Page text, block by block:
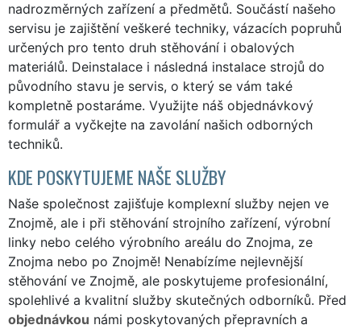
nadrozměrných zařízení a předmětů. Součástí našeho
servisu je zajištění veškeré techniky, vázacích popruhů
určených pro tento druh stěhování i obalových
materiálů. Deinstalace i následná instalace strojů do
původního stavu je servis, o který se vám také
kompletně postaráme. Využijte náš objednávkový
formulář a vyčkejte na zavolání našich odborných
techniků.
KDE POSKYTUJEME NAŠE SLUŽBY
Naše společnost zajišťuje komplexní služby nejen ve
Znojmě, ale i při stěhování strojního zařízení, výrobní
linky nebo celého výrobního areálu do Znojma, ze
Znojma nebo po Znojmě! Nenabízíme nejlevnější
stěhování ve Znojmě, ale poskytujeme profesionální,
spolehlivé a kvalitní služby skutečných odborníků. Před
objednávkou námi poskytovaných přepravních a